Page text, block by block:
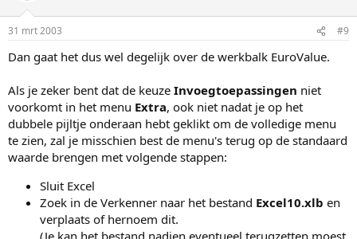
31 mrt 2003 #9
Dan gaat het dus wel degelijk over de werkbalk EuroValue.
Als je zeker bent dat de keuze Invoegtoepassingen niet
voorkomt in het menu Extra, ook niet nadat je op het
dubbele pijltje onderaan hebt geklikt om de volledige menu
te zien, zal je misschien best de menu's terug op de standaard
waarde brengen met volgende stappen:
Sluit Excel
Zoek in de Verkenner naar het bestand Excel10.xlb en
verplaats of hernoem dit.
(Je kan het bestand nadien eventueel terugzetten moest